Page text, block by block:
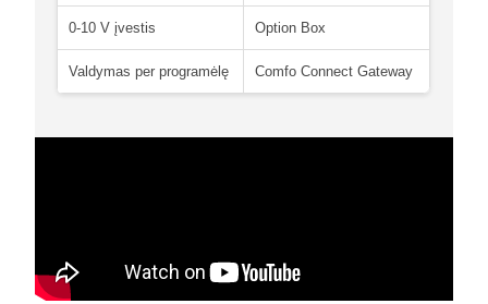
0-10 V įvestis Option Box
Valdymas per programėlę Comfo Connect Gateway